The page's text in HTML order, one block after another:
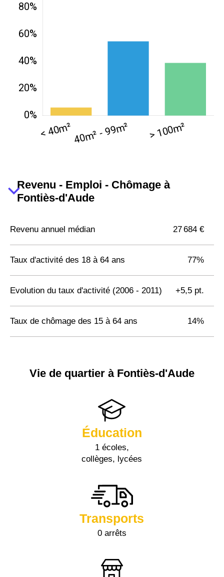
Revenu - Emploi - Chômage à
Fontiès-d'Aude
Revenu annuel médian 27 684 €
Taux d'activité des 18 à 64 ans 77%
Evolution du taux d'activité (2006 - 2011) +5,5 pt.
Taux de chômage des 15 à 64 ans 14%
Vie de quartier à Fontiès-d'Aude
Éducation
1 écoles,
collèges, lycées
Transports
0 arrêts